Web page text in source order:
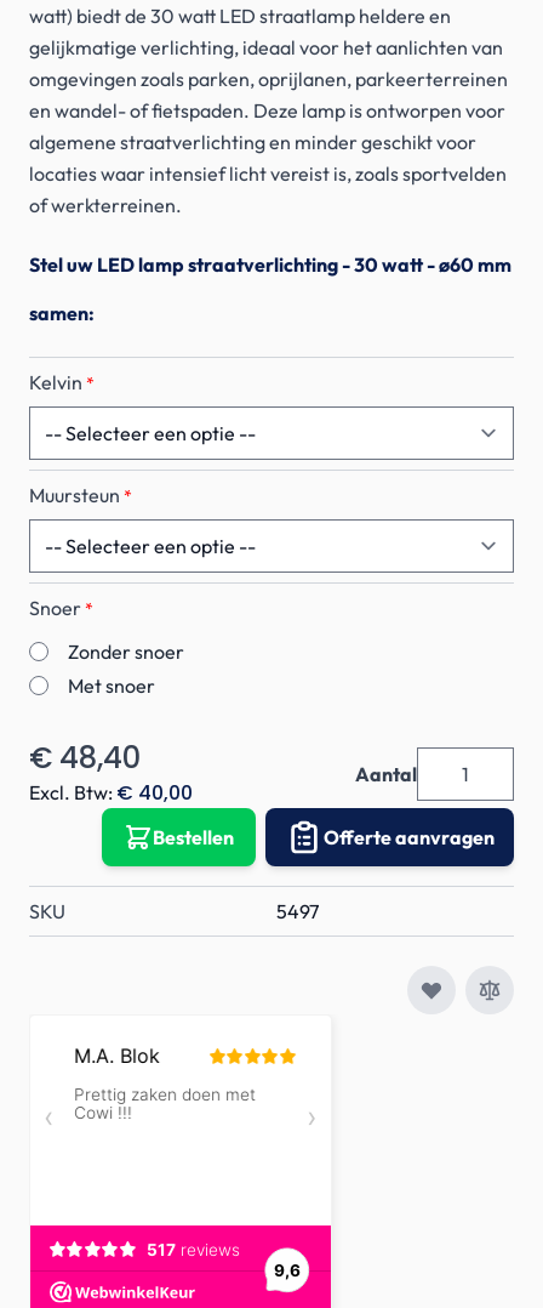
watt) biedt de 30 watt LED straatlamp heldere en
gelijkmatige verlichting, ideaal voor het aanlichten van
omgevingen zoals parken, oprijlanen, parkeerterreinen
en wandel- of fietspaden. Deze lamp is ontworpen voor
algemene straatverlichting en minder geschikt voor
locaties waar intensief licht vereist is, zoals sportvelden
of werkterreinen.
Stel uw LED lamp straatverlichting - 30 watt - ø60 mm
samen:
Kelvin *
Muursteun *
Snoer*
Zonder snoer
Met snoer
€ 48,40
Excl. Btw: € 40,00
Aantal
Bestellen Offerte aanvragen
SKU 5497